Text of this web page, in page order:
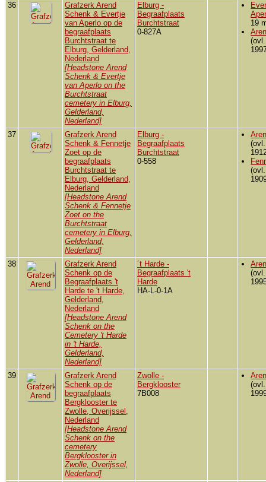
36
Grafzerk Arend
Schenk & Evertje
van Aperlo op de
begraafplaats
Burchtstraat te
Elburg, Gelderland,
Nederland
[Headstone Arend
Schenk & Evertje
van Aperlo on the
Burchtstraat
cemetery in Elburg,
Gelderland,
Nederland]
Elburg -
Begraafplaats
Burchtstraat
0-827A
19
37
Grafzerk Arend
Schenk & Fennetje
Zoet op de
begraafplaats
Burchtstraat te
Elburg, Gelderland,
Nederland
[Headstone Arend
Schenk & Fennetje
Zoet on the
Burchtstraat
cemetery in Elburg,
Gelderland,
Nederland]
Elburg -
Begraafplaats
Burchtstraat
0-558
38
Grafzerk Arend
Schenk op de
Begraafplaats 't
Harde te 't Harde,
Gelderland,
Nederland
[Headstone Arend
Schenk on the
Cemetery 't Harde
in 't Harde,
Gelderland,
Nederland]
´t Harde -
Begraafplaats 't
Harde
HA-L-0-1A
39
Grafzerk Arend
Schenk op de
begraafplaats
Bergklooster te
Zwolle, Overijssel,
Nederland
[Headstone Arend
Schenk on the
cemetery
Bergklooster in
Zwolle, Overijssel,
Nederland]
Zwolle -
Bergklooster
7B008